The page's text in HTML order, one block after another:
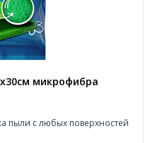
микрофибра
пыли с любых поверхностей